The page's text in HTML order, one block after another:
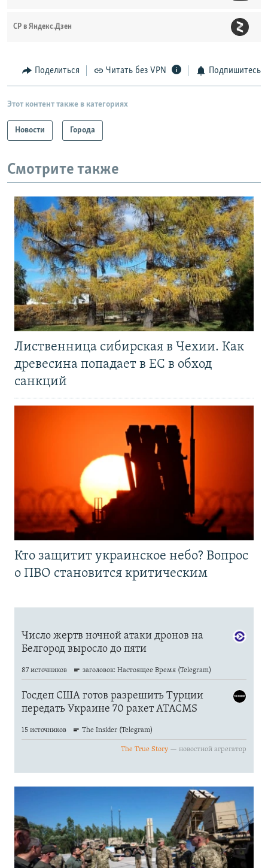
СР в Яндекс.Дзен
Поделиться Читать без VPN Подпишитесь
Этот контент также в категориях
Новости Города
Смотрите также
Лиственница сибирская в Чехии. Как
древесина попадает в ЕС в обход
санкций
Кто защитит украинское небо? Вопрос
о ПВО становится критическим